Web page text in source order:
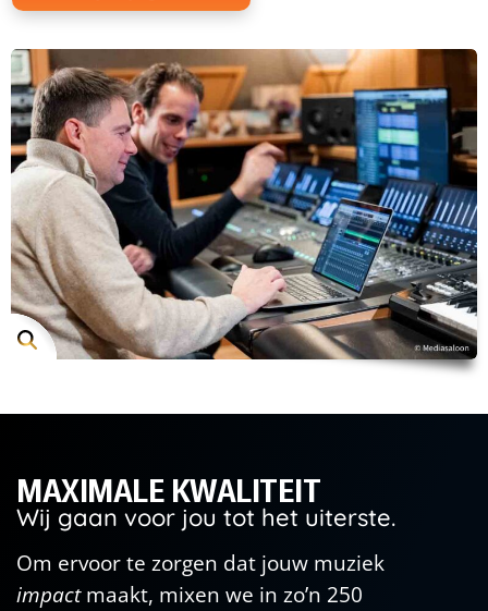
MAXIMALE KWALITEIT
Wij gaan voor jou tot het uiterste.
Om ervoor te zorgen dat jouw muziek
impactmaakt, mixen we in zo’n 250